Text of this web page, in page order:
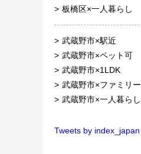
板橋区×一人暮らし
武蔵野市×駅近
武蔵野市×ペット可
武蔵野市×1LDK
武蔵野市×ファミリー
武蔵野市×一人暮らし
Tweets by index_japan